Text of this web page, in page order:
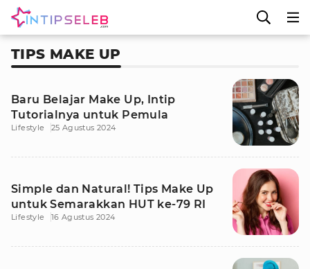
TIPS MAKE UP
Baru Belajar Make Up, Intip
Tutorialnya untuk Pemula
Lifestyle 25 Agustus 2024
Simple dan Natural! Tips Make Up
untuk Semarakkan HUT ke-79 RI
Lifestyle 16 Agustus 2024